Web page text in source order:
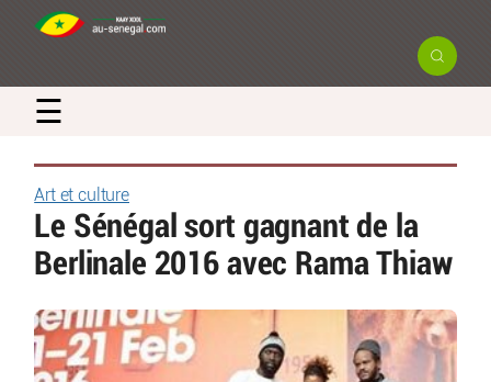
☰
Art et culture
Le Sénégal sort gagnant de la
Berlinale 2016 avec Rama Thiaw